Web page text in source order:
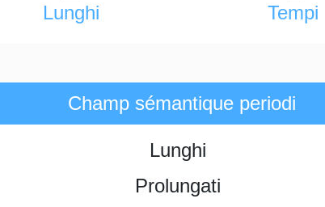
Lunghi Tempi
Champ sémantique periodi
Lunghi
Prolungati